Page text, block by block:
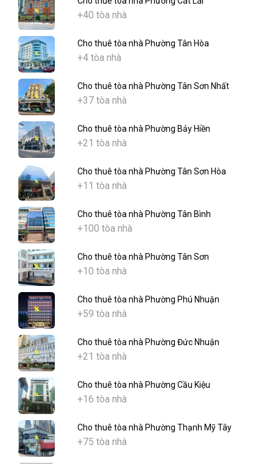
+40 tòa nhà
Cho thuê tòa nhà Phường Tân Hòa
+4 tòa nhà
Cho thuê tòa nhà Phường Tân Sơn Nhất
+37 tòa nhà
Cho thuê tòa nhà Phường Bảy Hiền
+21 tòa nhà
Cho thuê tòa nhà Phường Tân Sơn Hòa
+11 tòa nhà
Cho thuê tòa nhà Phường Tân Bình
+100 tòa nhà
Cho thuê tòa nhà Phường Tân Sơn
+10 tòa nhà
Cho thuê tòa nhà Phường Phú Nhuận
+59 tòa nhà
Cho thuê tòa nhà Phường Đức Nhuận
+21 tòa nhà
Cho thuê tòa nhà Phường Cầu Kiệu
+16 tòa nhà
Cho thuê tòa nhà Phường Thạnh Mỹ Tây
+75 tòa nhà